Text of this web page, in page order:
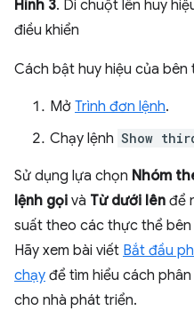
Hình 3. Di chuột lên huy
điều khiển
Cách bật huy hiệu của bên
Mở Trình đơn lệnh.
Chạy lệnh Show
Sử dụng lựa chọn Nhóm
lệnh gọi và Từ dưới lên để
suất theo các thực thể
Hãy xem bài viết Bắt đầu
chạy để tìm hiểu cách
cho nhà phát triển.